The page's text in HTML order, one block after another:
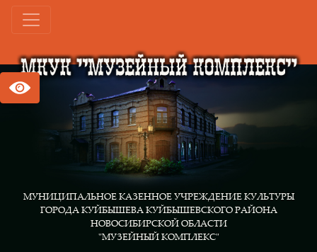
МУНИЦИПАЛЬНОЕ КАЗЕННОЕ УЧРЕЖДЕНИЕ КУЛЬТУРЫ
ГОРОДА КУЙБЫШЕВА КУЙБЫШЕВСКОГО РАЙОНА
НОВОСИБИРСКОЙ ОБЛАСТИ
"МУЗЕЙНЫЙ КОМПЛЕКС"